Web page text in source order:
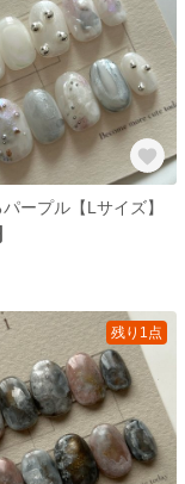
ープル【Lサイズ】
残り1点